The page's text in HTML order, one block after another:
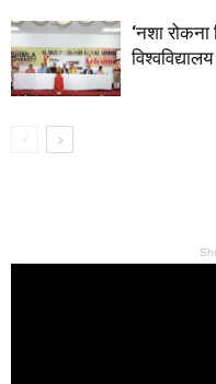
‘नशा